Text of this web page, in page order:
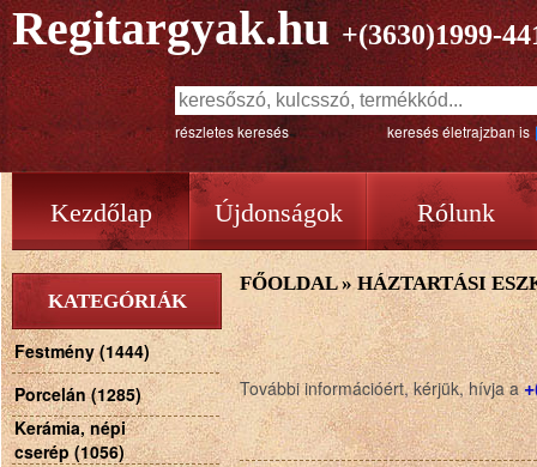
Regitargyak.hu +(3630)1999-
részletes keresés keresés életrajzban is
Kezdőlap Újdonságok Rólunk
KATEGÓRIÁK
Festmény (1444)
Porcelán (1285)
Kerámia, népi
cserép (1056)
FŐOLDAL»HÁZTARTÁSI
További információért, kérjük, hívja a